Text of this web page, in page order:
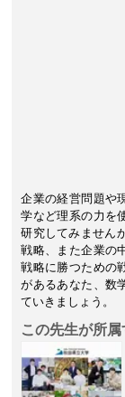
企業の経営問題や
学など理系の力を
研究してみません
戦略、また企業の
戦略に勝つための
があるあなた、数
ていきましょう。
この先生が所